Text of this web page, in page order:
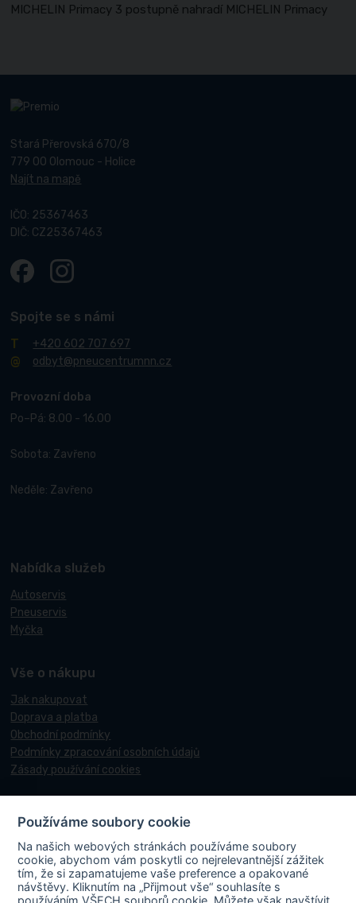
MICHELIN Primacy 3 postupně nahradí MICHELIN Primacy
Stará Přerovská 670/8
779 00 Olomouc - Holice
Najít na mapě
IČO: 25367463
DIČ: CZ25367463
Spojte se s námi
+420 602 707 697
odbyt@pneucentrumnn.cz
Provozní doba
Po–Pá: 8.00 - 16.00
Sobota: Zavřeno
Neděle: Zavřeno
Nabídka služeb
Autoservis
Pneuservis
Myčka
Vše o nákupu
Jak nakupovat
Doprava a platba
Obchodní podmínky
Podmínky zpracování osobních údajů
Zásady používání cookies
© 2017-2026 Pneucentrum N&N.
Webové stránky realizovalMatosoft.
Používáme soubory cookie
Na našich webových stránkách používáme soubory
cookie, abychom vám poskytli co nejrelevantnější zážitek
tím, že si zapamatujeme vaše preference a opakované
návštěvy. Kliknutím na „Přijmout vše“ souhlasíte s
používáním VŠECH souborů cookie. Můžete však navštívit